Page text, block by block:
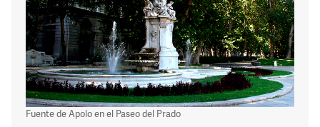
Fuente de Apolo en el Paseo del Prado